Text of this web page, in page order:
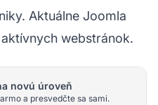
Aktuálne Joomla
webstránok.
novú úroveň
a presvedčte sa sami.